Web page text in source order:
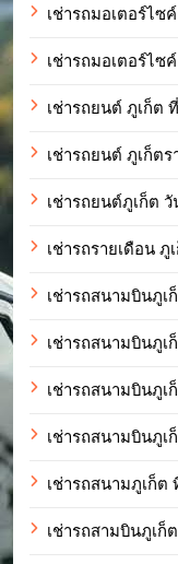
เช่ารถมอเตอร์ไซ
เช่ารถมอเตอร์ไซ
เช่ารถยนต์ ภูเก็ต
เช่ารถยนต์ ภูเก็ต
เช่ารถยนต์ภูเก็ต
เช่ารถรายเดือน ภู
เช่ารถสนามบินภูเ
เช่ารถสนามบินภู
เช่ารถสนามบินภูเ
เช่ารถสนามบินภูเ
เช่ารถสนามภูเก็
เช่ารถสามบินภูเก็